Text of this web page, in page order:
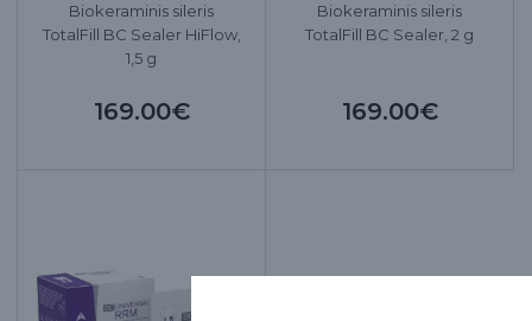
Biokeraminis sileris
TotalFill BC Sealer HiFlow,
1,5 g
169.00€
Biokeraminis sileris
TotalFill BC Sealer, 2 g
169.00€